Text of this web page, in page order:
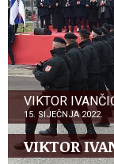
VIKTOR
15. SIJEČNJA 2022.
VIKTOR